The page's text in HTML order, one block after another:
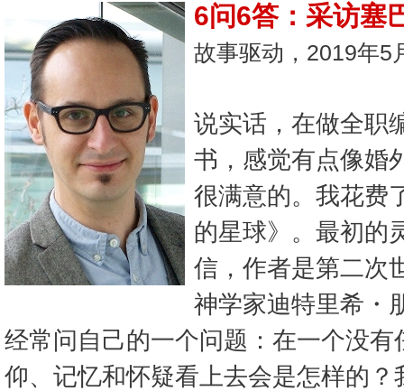
6问6答：采访塞
故事驱动，2019年5
说实话，在做全职
书，感觉有点像婚
很满意的。我花费
的星球》。最初的
信，作者是第二次
神学家迪特里希・
经常问自己的一个问题：在一个没
仰、记忆和怀疑看上去会是怎样的